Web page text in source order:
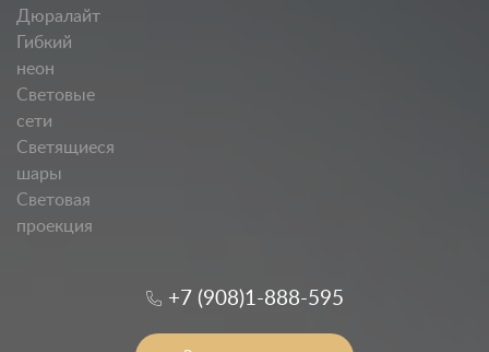
Дюралайт
Гибкий
неон
Световые
сети
Светящиеся
шары
Световая
проекция
+7 (908)1-888-595